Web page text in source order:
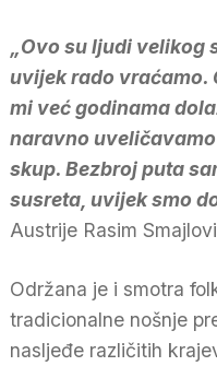
„Ovo su ljudi
uvijek rado vraćamo.
mi već godinama
naravno
skup. Bezbroj puta
susreta, uvijek smo
Austrije Rasim
Održana je i smotra
tradicionalne nošnje
nasljeđe različitih